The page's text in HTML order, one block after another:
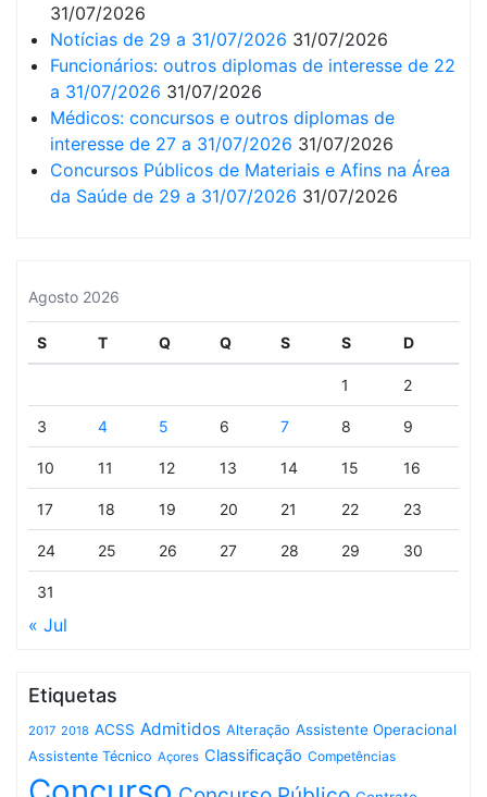
31/07/2026
Notícias de 29 a 31/07/2026 31/07/2026
Funcionários: outros diplomas de interesse de 22
a 31/07/2026 31/07/2026
Médicos: concursos e outros diplomas de
interesse de 27 a 31/07/2026 31/07/2026
Concursos Públicos de Materiais e Afins na Área
da Saúde de 29 a 31/07/2026 31/07/2026
Agosto 2026
S T Q Q S S D
1 2
3 4 5 6 7 8 9
10 11 12 13 14 15 16
17 18 19 20 21 22 23
24 25 26 27 28 29 30
31
« Jul
Etiquetas
2017 2018 ACSS Admitidos Alteração Assistente Operacional
Assistente Técnico Açores Classificação Competências